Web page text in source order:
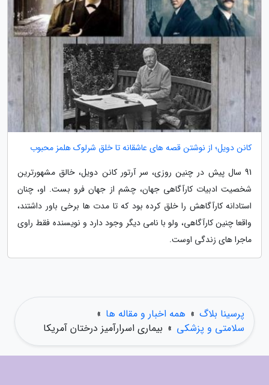
کانن دویل؛ از نوشتن قصه های عاشقانه تا خلق شرلوک هلمز محبوب
91 سال پیش در چنین روزی، سر آرتور کانن دویل، خالق مشهورترین
شخصیت ادبیات کارآگاهی جهان، چشم از جهان فرو بست. او، چنان
استادانه کارآگاهش را خلق کرده بود که تا مدت ها برخی باور داشتند،
واقعا چنین کارآگاهی، ولو با نامی دیگر وجود دارد و نویسنده فقط راوی
ماجرا های زندگی اوست.
پرسینا بلاگ » همه اخبار و مقاله ها »
سلامتی و پزشکی » بیماری اسرارآمیز درختان آمریکا